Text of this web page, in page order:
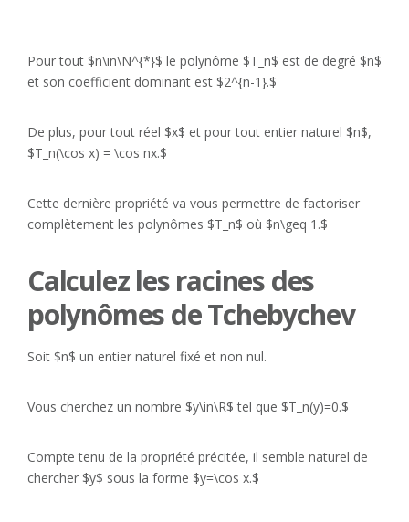
Pour tout $n\in\N^{*}$ le polynôme $T_n$ est de degré $n$
et son coefficient dominant est $2^{n-1}.$
De plus, pour tout réel $x$ et pour tout entier naturel $n$,
$T_n(\cos x) = \cos nx.$
Cette dernière propriété va vous permettre de factoriser
complètement les polynômes $T_n$ où $n\geq 1.$
Calculez les racines des
polynômes de Tchebychev
Soit $n$ un entier naturel fixé et non nul.
Vous cherchez un nombre $y\in\R$ tel que $T_n(y)=0.$
Compte tenu de la propriété précitée, il semble naturel de
chercher $y$ sous la forme $y=\cos x.$